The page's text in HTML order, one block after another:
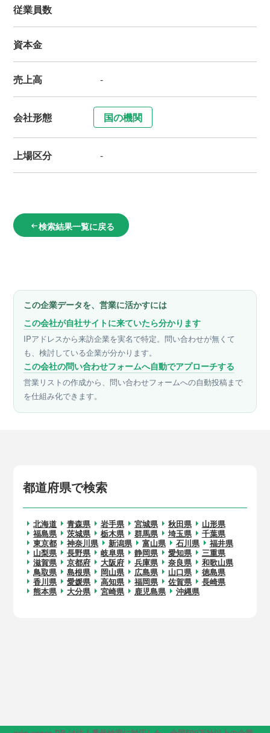
従業員数
資本金
売上高 -
会社形態 国の機関
上場区分 -
arrow_left_alt検索結果一覧に戻る
この企業データを、営業に活かすには
この会社が自社サイトに来ていたら分かります
IPアドレスから来訪企業を実名で特定。問い合わせが無くて
も、検討している企業が分かります。
この会社の問い合わせフォームへ自動でアプローチする
営業リストの作成から、問い合わせフォームへの自動投稿まで
を仕組み化できます。
都道府県で検索
北海道 青森県 岩手県 宮城県 秋田県
山形県
福島県
茨城県 栃木県 群馬県 埼玉県
千葉県
東京都
神奈川県 新潟県 富山県 石川県
福井県
山梨県
長野県 岐阜県 静岡県 愛知県
三重県
滋賀県
京都府 大阪府 兵庫県 奈良県
和歌山県
鳥取県
島根県 岡山県 広島県 山口県
徳島県
香川県
愛媛県 高知県 福岡県 佐賀県
長崎県
熊本県
大分県 宮崎県 鹿児島県 沖縄県